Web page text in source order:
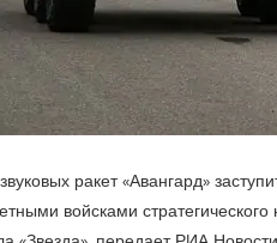
ракет «Авангард»
войсками